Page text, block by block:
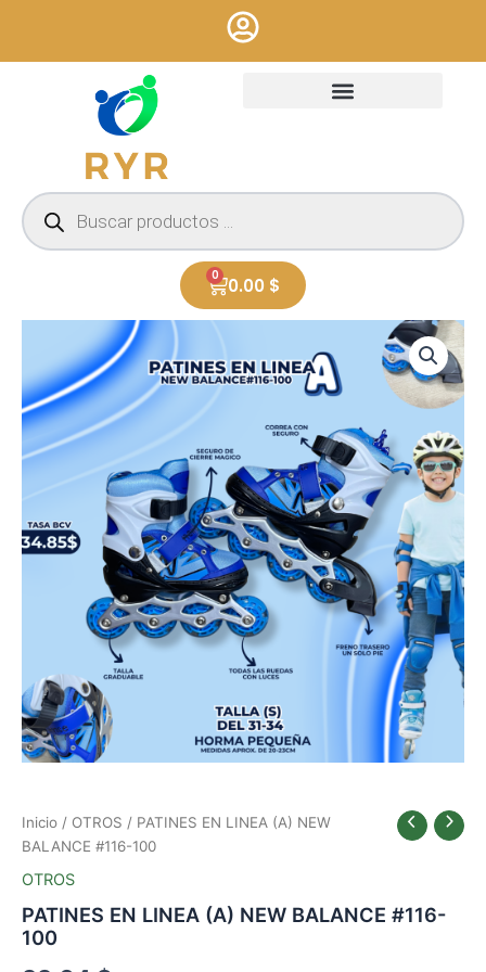
contenido
Búsqueda
de
productos
0.00 $
0
Cart
Inicio / OTROS / PATINES EN LINEA (A) NEW
BALANCE #116-100
OTROS
PATINES EN LINEA (A) NEW BALANCE #116-
100
LINEA
(A)
NEW
BALANCE
#116-
S
AZUL